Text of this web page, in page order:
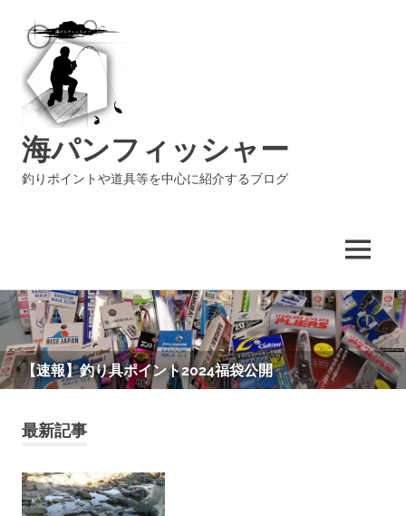
コ
ン
テ
ン
ツ
海パンフィッシャー
釣りポイントや道具等を中心に紹介するブログ
MENU
【速報】釣り具ポイント2024福袋公開
最新記事